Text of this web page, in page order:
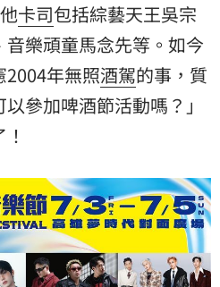
卡司包括綜藝天王吳宗
音樂頑童馬念先等。如今
年無照酒駕的事，質
參加啤酒節活動嗎？」